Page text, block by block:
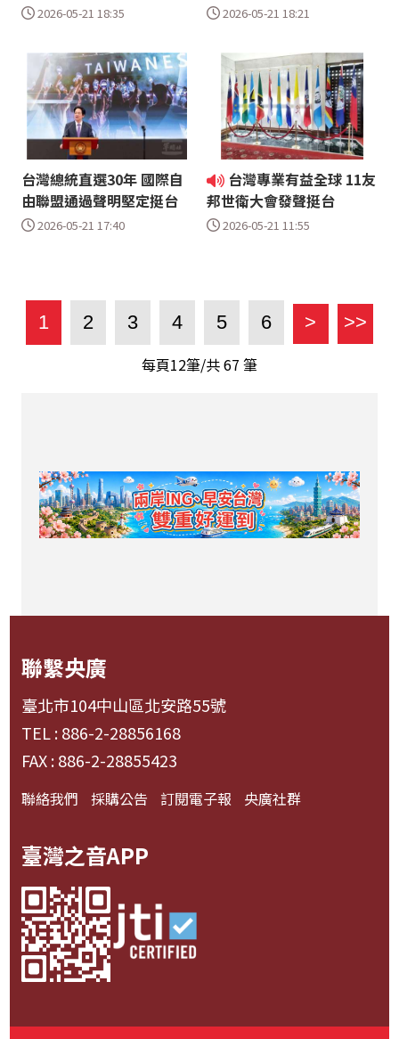
2026-05-21 18:35 2026-05-21 18:21
台灣總統直選30年 國際自
由聯盟通過聲明堅定挺台
2026-05-21 17:40
台灣專業有益全球 11友
邦世衛大會發聲挺台
2026-05-21 11:55
1 2 3 4 5 6 > >>
每頁12筆/共67 筆
聯繫央廣
臺北市104中山區北安路55號
TEL : 886-2-28856168
FAX : 886-2-28855423
聯絡我們 採購公告 訂閱電子報 央廣社群
臺灣之音APP